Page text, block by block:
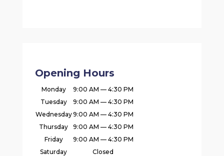
Opening Hours
Monday
9:00 AM — 4:30 PM
Tuesday
9:00 AM — 4:30 PM
Wednesday9:00 AM — 4:30 PM
Thursday
9:00 AM — 4:30 PM
Friday
9:00 AM — 4:30 PM
Saturday
Closed